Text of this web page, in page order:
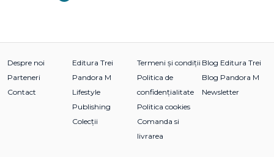
Despre noi
Parteneri
Contact
Editura Trei
Pandora M
Lifestyle
Publishing
Colecții
Termeni și condiții
Politica de
confidențialitate
Politica cookies
Comanda si
livrarea
Blog Editura Trei
Blog Pandora M
Newsletter